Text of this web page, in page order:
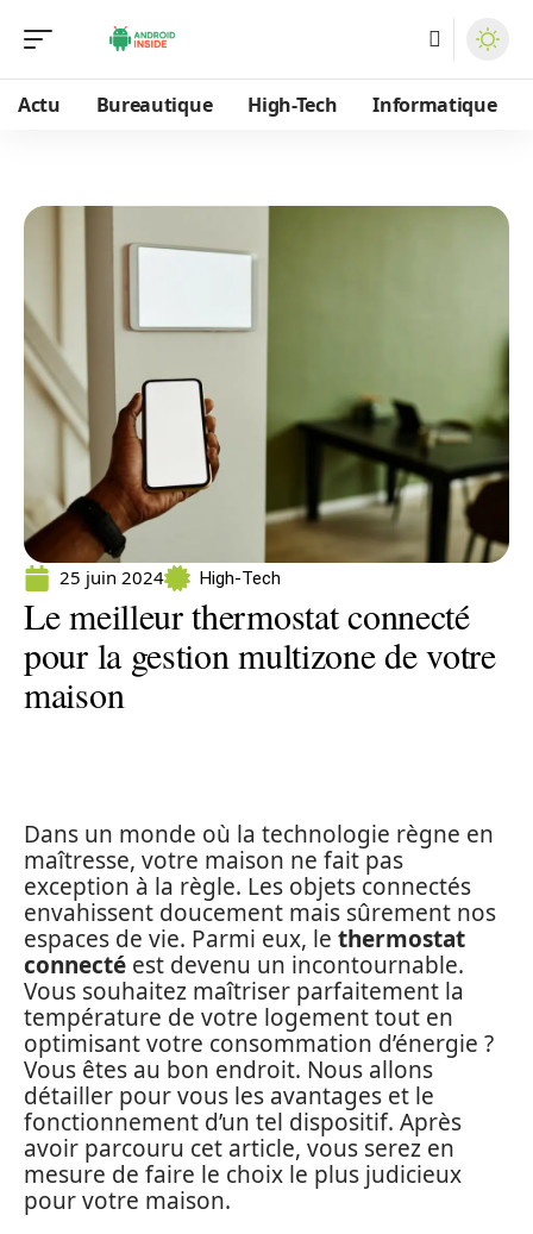
Actu Bureautique High-Tech Informatique
25 juin 2024 High-Tech
Le meilleur thermostat connecté
pour la gestion multizone de votre
maison
Dans un monde où la technologie règne en
maîtresse, votre maison ne fait pas
exception à la règle. Les objets connectés
envahissent doucement mais sûrement nos
espaces de vie. Parmi eux, le thermostat
connecté est devenu un incontournable.
Vous souhaitez maîtriser parfaitement la
température de votre logement tout en
optimisant votre consommation d’énergie ?
Vous êtes au bon endroit. Nous allons
détailler pour vous les avantages et le
fonctionnement d’un tel dispositif. Après
avoir parcouru cet article, vous serez en
mesure de faire le choix le plus judicieux
pour votre maison.